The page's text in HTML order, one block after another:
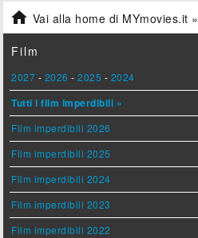
 Vai alla home di MYmovies.it »
Film
2027 - 2026 -2025 - 2024
Tutti i film imperdibili »
Film imperdibili 2026
Film imperdibili 2025
Film imperdibili 2024
Film imperdibili 2023
Film imperdibili 2022